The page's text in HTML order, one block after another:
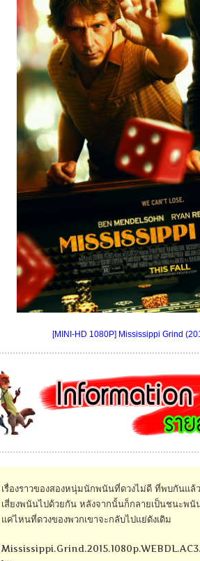
[MINI-HD 1080P] Mississippi Grind
เรื่องราวของสองหนุ่มนักพนันที่ดวงไม่ดี ที่พบกันแล้
เสี่ยงพนันไปด้วยกัน หลังจากนั้นก็กลายเป็นชนะพ
แค่ไหนที่ดวงของพวกเขาจะกลับไปแย่ดังเดิม